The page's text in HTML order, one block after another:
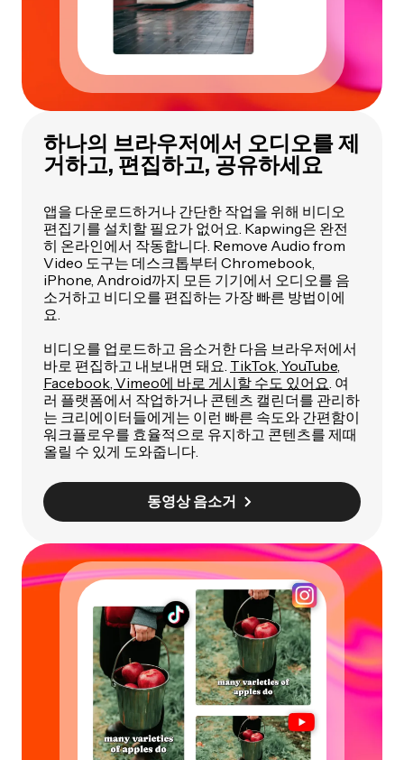
하나의 브라우저에서 오디오를 제
거하고, 편집하고, 공유하세요
앱을 다운로드하거나 간단한 작업을 위해 비디오
편집기를 설치할 필요가 없어요. Kapwing은 완전
히 온라인에서 작동합니다. Remove Audio from
Video 도구는 데스크톱부터 Chromebook,
iPhone, Android까지 모든 기기에서 오디오를 음
소거하고 비디오를 편집하는 가장 빠른 방법이에
요.
비디오를 업로드하고 음소거한 다음 브라우저에서
바로 편집하고 내보내면 돼요. TikTok, YouTube,
Facebook, Vimeo에 바로 게시할 수도 있어요. 여
러 플랫폼에서 작업하거나 콘텐츠 캘린더를 관리하
는 크리에이터들에게는 이런 빠른 속도와 간편함이
워크플로우를 효율적으로 유지하고 콘텐츠를 제때
올릴 수 있게 도와줍니다.
동영상 음소거